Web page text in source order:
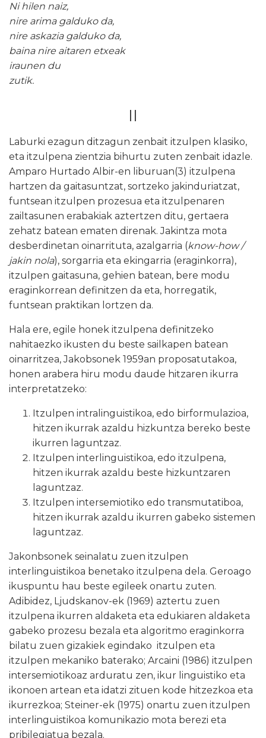
Ni hilen naiz,
nire arima galduko da,
nire askazia galduko da,
baina nire aitaren etxeak
iraunen du
zutik.
II
Laburki ezagun ditzagun zenbait itzulpen klasiko,
eta itzulpena zientzia bihurtu zuten zenbait idazle.
Amparo Hurtado Albir-en liburuan(3) itzulpena
hartzen da gaitasuntzat, sortzeko jakinduriatzat,
funtsean itzulpen prozesua eta itzulpenaren
zailtasunen erabakiak aztertzen ditu, gertaera
zehatz batean ematen direnak. Jakintza mota
desberdinetan oinarrituta, azalgarria (know-how /
jakin nola), sorgarria eta ekingarria (eraginkorra),
itzulpen gaitasuna, gehien batean, bere modu
eraginkorrean definitzen da eta, horregatik,
funtsean praktikan lortzen da.
Hala ere, egile honek itzulpena definitzeko
nahitaezko ikusten du beste sailkapen batean
oinarritzea, Jakobsonek 1959an proposatutakoa,
honen arabera hiru modu daude hitzaren ikurra
interpretatzeko:
Itzulpen intralinguistikoa, edo birformulazioa,
hitzen ikurrak azaldu hizkuntza bereko beste
ikurren laguntzaz.
Itzulpen interlinguistikoa, edo itzulpena,
hitzen ikurrak azaldu beste hizkuntzaren
laguntzaz.
Itzulpen intersemiotiko edo transmutatiboa,
hitzen ikurrak azaldu ikurren gabeko sistemen
laguntzaz.
Jakonbsonek seinalatu zuen itzulpen
interlinguistikoa benetako itzulpena dela. Geroago
ikuspuntu hau beste egileek onartu zuten.
Adibidez, Ljudskanov-ek (1969) aztertu zuen
itzulpena ikurren aldaketa eta edukiaren aldaketa
gabeko prozesu bezala eta algoritmo eraginkorra
bilatu zuen gizakiek egindako itzulpen eta
itzulpen mekaniko baterako; Arcaini (1986) itzulpen
intersemiotikoaz arduratu zen, ikur linguistiko eta
ikonoen artean eta idatzi zituen kode hitzezkoa eta
ikurrezkoa; Steiner-ek (1975) onartu zuen itzulpen
interlinguistikoa komunikazio mota berezi eta
pribilegiatua bezala.